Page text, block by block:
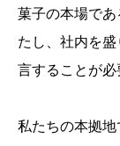
菓子の本場で
たし、社内を
言することが必
私たちの本拠